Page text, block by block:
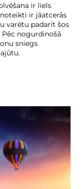
ir liels
ir jāatcerās
varētu padarīt šos
nogurdinošā
sniegs